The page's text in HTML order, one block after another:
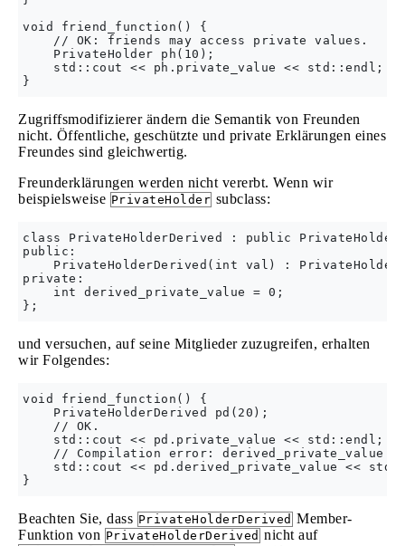
void friend_function() {
    // OK: friends may access private values.
    PrivateHolder ph(10);
    std::cout << ph.private_value << std::endl;
Zugriffsmodifizierer ändern die Semantik von Freunden
nicht. Öffentliche, geschützte und private Erklärungen eines
Freundes sind gleichwertig.
Freunderklärungen werden nicht vererbt. Wenn wir
beispielsweise PrivateHolder subclass:
class PrivateHolderDerived : public
public:
PrivateHolderDerived(int val) :
private:
    int derived_private_value = 0;
und versuchen, auf seine Mitglieder zuzugreifen, erhalten
wir Folgendes:
void friend_function() {
    PrivateHolderDerived pd(20);
    // OK.
    std::cout << pd.private_value << std::endl;
// Compilation error: derived_private_value
std::cout << pd.derived_private_value <<
Beachten Sie, dass PrivateHolderDerived Member-
Funktion von PrivateHolderDerived nicht auf